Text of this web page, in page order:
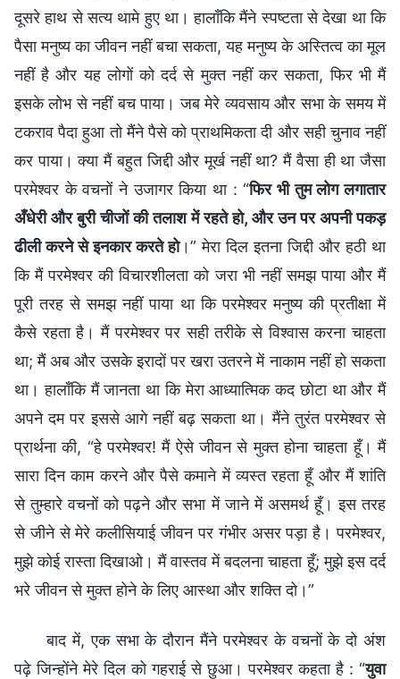
दूसरे हाथ से सत्य थामे हुए था। हालाँकि मैंने स्पष्टता से देखा था कि
पैसा मनुष्य का जीवन नहीं बचा सकता, यह मनुष्य के अस्तित्व का मूल
नहीं है और यह लोगों को दर्द से मुक्त नहीं कर सकता, फिर भी मैं
इसके लोभ से नहीं बच पाया। जब मेरे व्यवसाय और सभा के समय में
टकराव पैदा हुआ तो मैंने पैसे को प्राथमिकता दी और सही चुनाव नहीं
कर पाया। क्या मैं बहुत जिद्दी और मूर्ख नहीं था? मैं वैसा ही था जैसा
परमेश्वर के वचनों ने उजागर किया था : “फिर भी तुम लोग लगातार
अँधेरी और बुरी चीजों की तलाश में रहते हो, और उन पर अपनी पकड़
ढीली करने से इनकार करते हो।” मेरा दिल इतना जिद्दी और हठी था
कि मैं परमेश्वर की विचारशीलता को जरा भी नहीं समझ पाया और मैं
पूरी तरह से समझ नहीं पाया था कि परमेश्वर मनुष्य की प्रतीक्षा में
कैसे रहता है। मैं परमेश्वर पर सही तरीके से विश्वास करना चाहता
था; मैं अब और उसके इरादों पर खरा उतरने में नाकाम नहीं हो सकता
था। हालाँकि मैं जानता था कि मेरा आध्यात्मिक कद छोटा था और मैं
अपने दम पर इससे आगे नहीं बढ़ सकता था। मैंने तुरंत परमेश्वर से
प्रार्थना की, “हे परमेश्वर! मैं ऐसे जीवन से मुक्त होना चाहता हूँ। मैं
सारा दिन काम करने और पैसे कमाने में व्यस्त रहता हूँ और मैं शांति
से तुम्हारे वचनों को पढ़ने और सभा में जाने में असमर्थ हूँ। इस तरह
से जीने से मेरे कलीसियाई जीवन पर गंभीर असर पड़ा है। परमेश्वर,
मुझे कोई रास्ता दिखाओ। मैं वास्तव में बदलना चाहता हूँ; मुझे इस दर्द
भरे जीवन से मुक्त होने के लिए आस्था और शक्ति दो।”
बाद में, एक सभा के दौरान मैंने परमेश्वर के वचनों के दो अंश
पढ़े जिन्होंने मेरे दिल को गहराई से छुआ। परमेश्वर कहता है : “युवा